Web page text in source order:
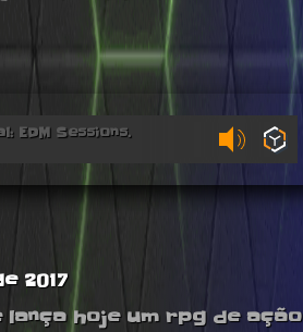
EDM Sessions.
2017
hoje um rpg de ação